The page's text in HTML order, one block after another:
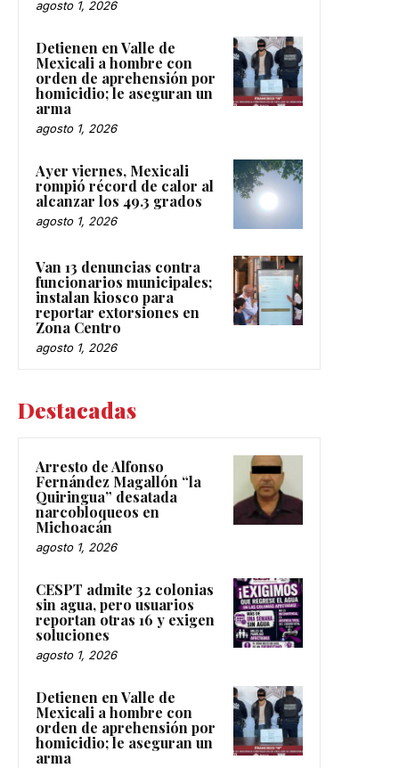
agosto 1, 2026
Detienen en Valle de
Mexicali a hombre con
orden de aprehensión por
homicidio; le aseguran un
arma
agosto 1, 2026
Ayer viernes, Mexicali
rompió récord de calor al
alcanzar los 49.3 grados
agosto 1, 2026
Van 13 denuncias contra
funcionarios municipales;
instalan kiosco para
reportar extorsiones en
Zona Centro
agosto 1, 2026
Destacadas
Arresto de Alfonso
Fernández Magallón “la
Quiringua” desatada
narcobloqueos en
Michoacán
agosto 1, 2026
CESPT admite 32 colonias
sin agua, pero usuarios
reportan otras 16 y exigen
soluciones
agosto 1, 2026
Detienen en Valle de
Mexicali a hombre con
orden de aprehensión por
homicidio; le aseguran un
arma